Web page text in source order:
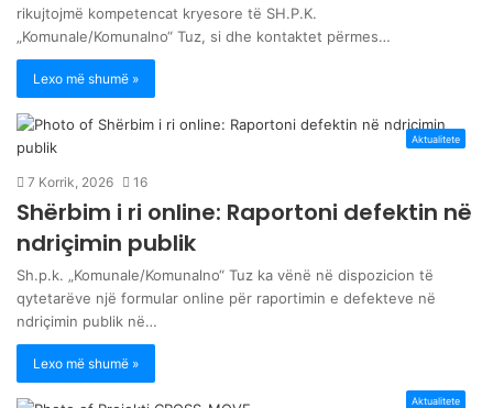
rikujtojmë kompetencat kryesore të SH.P.K.
„Komunale/Komunalno“ Tuz, si dhe kontaktet përmes…
Lexo më shumë »
Aktualitete
7 Korrik, 2026 16
Shërbim i ri online: Raportoni defektin në
ndriçimin publik
Sh.p.k. „Komunale/Komunalno“ Tuz ka vënë në dispozicion të
qytetarëve një formular online për raportimin e defekteve në
ndriçimin publik në…
Lexo më shumë »
Aktualitete